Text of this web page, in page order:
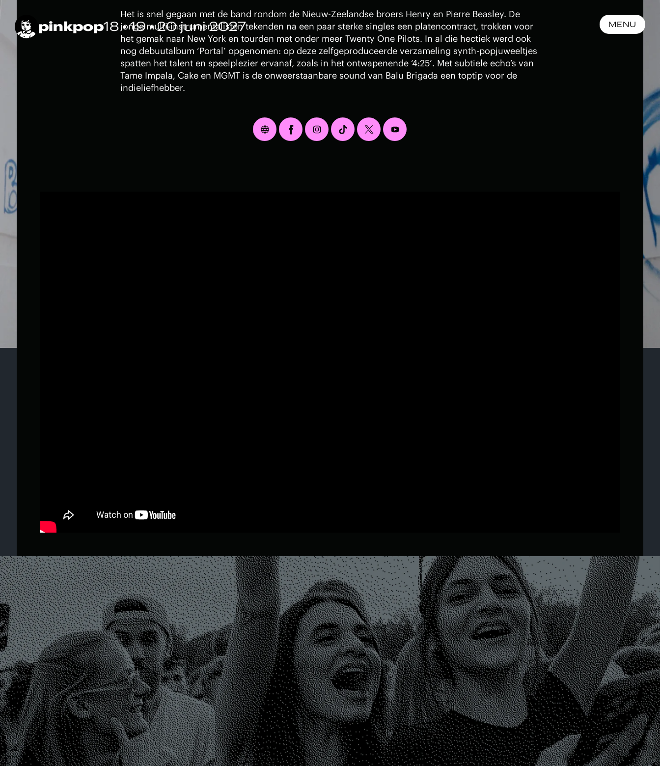
pinkpop18 • 19 • 20 juni 2027 MENU
Het is snel gegaan met de band rondom de Nieuw-Zeelandse broers Henry en Pierre Beasley. De
jonge multi-instrumentalisten tekenden na een paar sterke singles een platencontract, trokken voor
het gemak naar New York en tourden met onder meer Twenty One Pilots. In al die hectiek werd ook
nog debuutalbum ‘Portal’ opgenomen: op deze zelfgeproduceerde verzameling synth-popjuweeltjes
spatten het talent en speelplezier ervanaf, zoals in het ontwapenende ‘4:25’. Met subtiele echo’s van
Tame Impala, Cake en MGMT is de onweerstaanbare sound van Balu Brigada een toptip voor de
indieliefhebber.